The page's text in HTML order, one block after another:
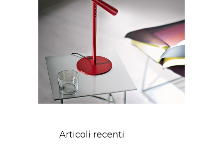
Articoli recenti